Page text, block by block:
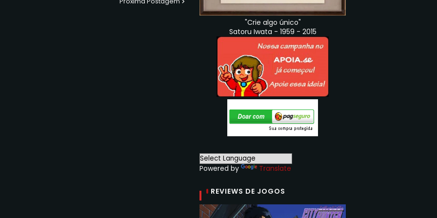
"Crie algo único"
Satoru Iwata - 1959 - 2015
Powered by Translate
REVIEWS DE JOGOS